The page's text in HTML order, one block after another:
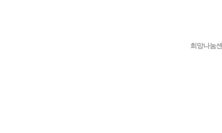
희망나눔